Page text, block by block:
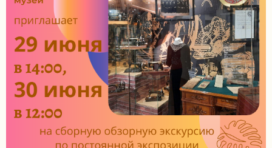
Документы